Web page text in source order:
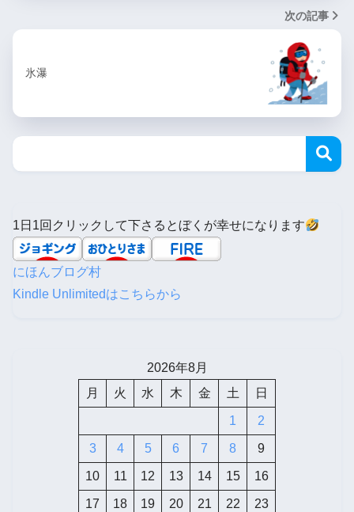
次の記事
氷瀑
1日1回クリックして下さるとぼくが幸せになります
にほんブログ村
Kindle Unlimitedはこちらから
2026年8月
月
火 水 木 金 土 日
1 2
3 4 5 6 7 8 9
10 11 12 13 14 15 16
17 18 19 20 21 22 23